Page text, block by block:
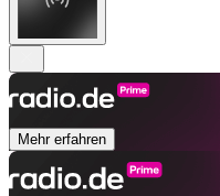
Mehr erfahren